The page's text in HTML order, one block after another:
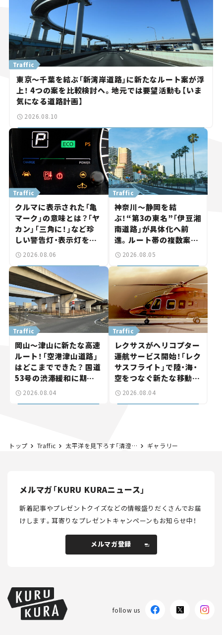
東京～千葉を結ぶ「新湾岸道路」に新たなルート案が浮
上！ 4つの案を比較検討へ。地元では要望活動も【いま
気になる道路計画】
Traffic
2026.08.10
クルマに表示された「亀
マーク」の意味とは？「ヤ
カン」「三角に！」など珍
しい警告灯・表示灯を解
説。 意外と便利なマーク
Traffic
2026.08.06
神奈川～静岡を結
ぶ！“第3の東名”「伊豆湘
南道路」が具体化へ前
進。ルート帯の複数案検
討へ。熱海まで信号ゼロ
道路計画】
Traffic
2026.08.05
岡山～津山に新たな高速
ルート！「空港津山道路」
はどこまでできた？ 国道
53号の渋滞緩和に期待。
岡山市側でも動きが【い
Traffic
2026.08.04
レクサスがヘリコプター
運航サービス開始！「レク
サスフライト」で陸・海・
空をつなぐ新たな移動体
験とは
Traffic
2026.08.04
トップ Traffic 太平洋を見下ろす「清澄山道ループ橋」開通。工期20年、千葉外房の新名所誕生！ ギャラリー
メルマガ「KURU KURAニュース」
新着記事やプレゼントクイズなどの情報盛りだくさんでお届
けします。耳寄りなプレゼントキャンペーンもお知らせ中！
メルマガ登録
follow us